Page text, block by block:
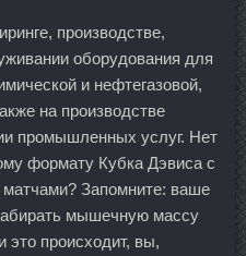
производстве,
оборудования для
и нефтегазовой,
на производстве
промышленных услуг. Нет
формату Кубка Дэвиса с
Запомните: ваше
мышечную массу
это происходит, вы,